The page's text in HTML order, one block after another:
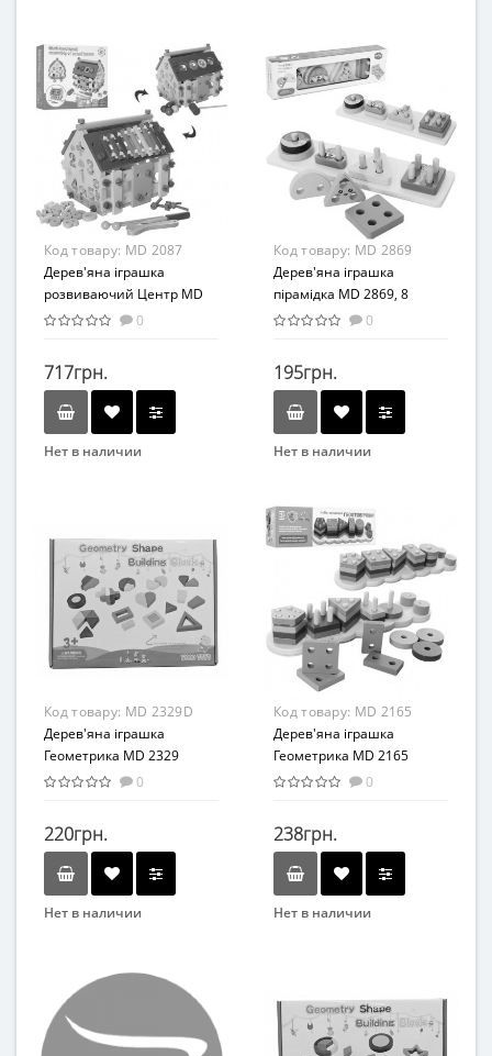
Возраст
От 3-х лет
Материал
Дерево
Вид
Развивающая игрушка
От 3-х лет
Возрастная группа
От 3 лет
Комбинированный
Код товару: MD 2087
Дерев'яна іграшка
розвиваючий Центр MD
2087
0
717грн.
Нет в наличии
Сортер
Возраст
от 3 лет
Материал
Дерево
Код товару: MD 2869
Дерев'яна іграшка
пірамідка MD 2869, 8
деталей
0
195грн.
Нет в наличии
Вид
Развивающая игрушка
От 3-х лет
Возрастная группа
От 3 лет
Материал
Дерево
Код товару: MD 2329D
Дерев'яна іграшка
Геометрика MD 2329
(2329D)
0
220грн.
Нет в наличии
Развивающая игрушка
Возраст
Код товару: MD 2165
Дерев'яна іграшка
Геометрика MD 2165
0
238грн.
Нет в наличии
От 3-х лет
Возрастная группа